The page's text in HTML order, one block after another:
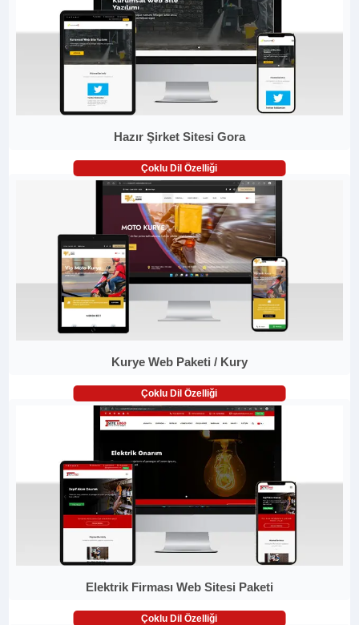
Hazır Şirket Sitesi Gora
Çoklu Dil Özelliği
Kurye Web Paketi / Kury
Çoklu Dil Özelliği
Elektrik Firması Web Sitesi Paketi
Çoklu Dil Özelliği